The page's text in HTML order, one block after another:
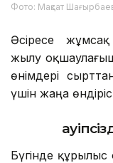
Фото: Мақсат
Әсіресе
жылу
өнімдері
үшін жаңа
Бүгінде